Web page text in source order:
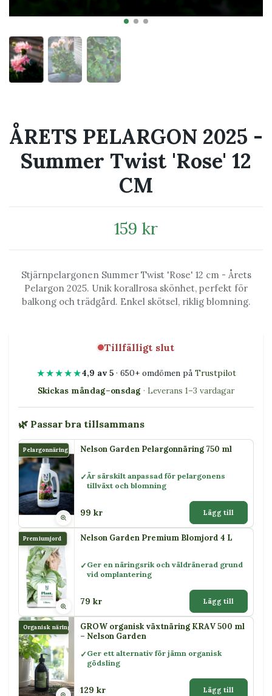
ÅRETS PELARGON 2025 -
Summer Twist 'Rose' 12
CM
159 kr
Stjärnpelargonen Summer Twist 'Rose' 12 cm - Årets
Pelargon 2025. Unik korallrosa skönhet, perfekt för
balkong och trädgård. Enkel skötsel, riklig blomning.
Tillfälligt slut
★★★★★4,9 av 5· 650+ omdömen på Trustpilot
Skickas måndag–onsdag · Leverans 1–3 vardagar
🌿 Passar bra tillsammans
Pelargonnäring Nelson Garden Pelargonnäring 750 ml
Är särskilt anpassad för pelargonens
tillväxt och blomning
99 kr Lägg till
Premiumjord Nelson Garden Premium Blomjord 4 L
Ger en näringsrik och väldränerad grund
vid omplantering
79 kr Lägg till
Organisk näring
GROW organisk växtnäring KRAV 500 ml
– Nelson Garden
Ger ett alternativ för jämn organisk
gödsling
129 kr Lägg till